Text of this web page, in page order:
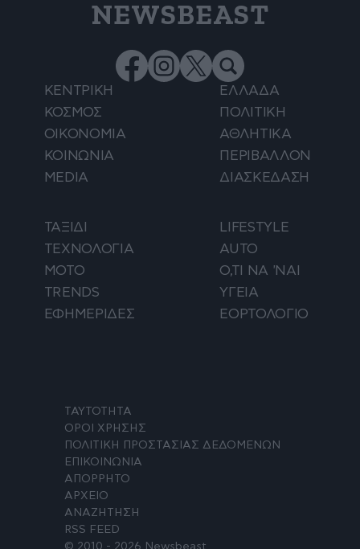
NEWSBEAST
ΚΕΝΤΡΙΚΗ
ΕΛΛΑΔΑ
ΚΟΣΜΟΣ
ΠΟΛΙΤΙΚΗ
ΟΙΚΟΝΟΜΙΑ
ΑΘΛΗΤΙΚΑ
ΚΟΙΝΩΝΙΑ
ΠΕΡΙΒΑΛΛΟΝ
MEDIA
ΔΙΑΣΚΕΔΑΣΗ
ΤΑΞΙΔΙ
LIFESTYLE
ΤΕΧΝΟΛΟΓΙΑ
AUTO
ΜΟΤΟ
Ο,ΤΙ ΝΑ 'ΝΑΙ
TRENDS
ΥΓΕΙΑ
ΕΦΗΜΕΡΙΔΕΣ
ΕΟΡΤΟΛΟΓΙΟ
ΤΑΥΤΟΤΗΤΑ
ΟΡΟΙ ΧΡΗΣΗΣ
ΠΟΛΙΤΙΚΗ ΠΡΟΣΤΑΣΙΑΣ ΔΕΔΟΜΕΝΩΝ
ΕΠΙΚΟΙΝΩΝΙΑ
ΑΠΟΡΡΗΤΟ
ΑΡΧΕΙΟ
ΑΝΑΖΗΤΗΣΗ
RSS FEED
© 2010 - 2026 Newsbeast